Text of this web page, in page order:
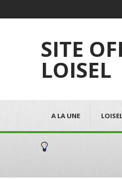
SITE
LOISEL
A LA UNE